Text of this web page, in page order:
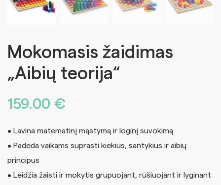
Mokomasis žaidimas
„Aibių teorija“
159.00 €
• Lavina matematinį mąstymą ir loginį suvokimą
• Padeda vaikams suprasti kiekius, santykius ir aibių
principus
• Leidžia žaisti ir mokytis grupuojant, rūšiuojant ir lyginant